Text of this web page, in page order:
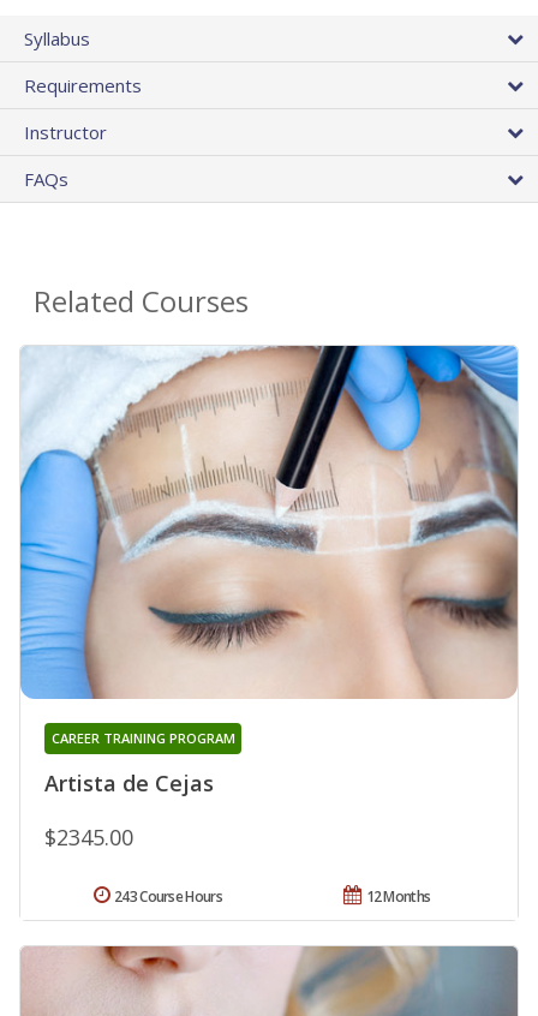
Syllabus
Requirements
Instructor
FAQs
Related Courses
Artista de Cejas
CAREER TRAINING PROGRAM
$2345.00
12 Months
243 Course Hours